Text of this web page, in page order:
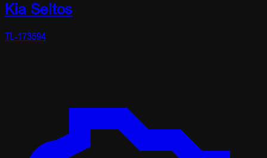
Kia Seltos
TL-173594